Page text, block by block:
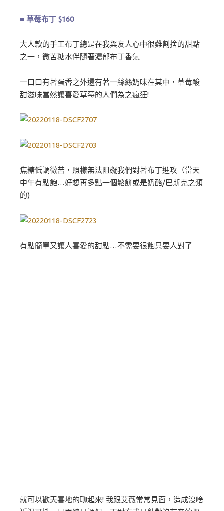
■ 草莓布丁 $160
大人款的手工布丁總是在我與友人心中很難割捨的甜點
之一，微苦糖水伴隨著濃郁布丁香氣
一口口有著蛋香之外還有著一絲絲奶味在其中，草莓酸
甜滋味當然讓喜愛草莓的人們為之瘋狂!
焦糖低調微苦，照樣無法阻礙我們對著布丁進攻（當天
中午有點飽…好想再多點一個鬆餅或是奶酪/巴斯克之類
的)
有點簡單又讓人喜愛的甜點…不需要很飽只要人對了
就可以歡天喜地的聊起來! 我跟艾薇常常見面，造成沒啥